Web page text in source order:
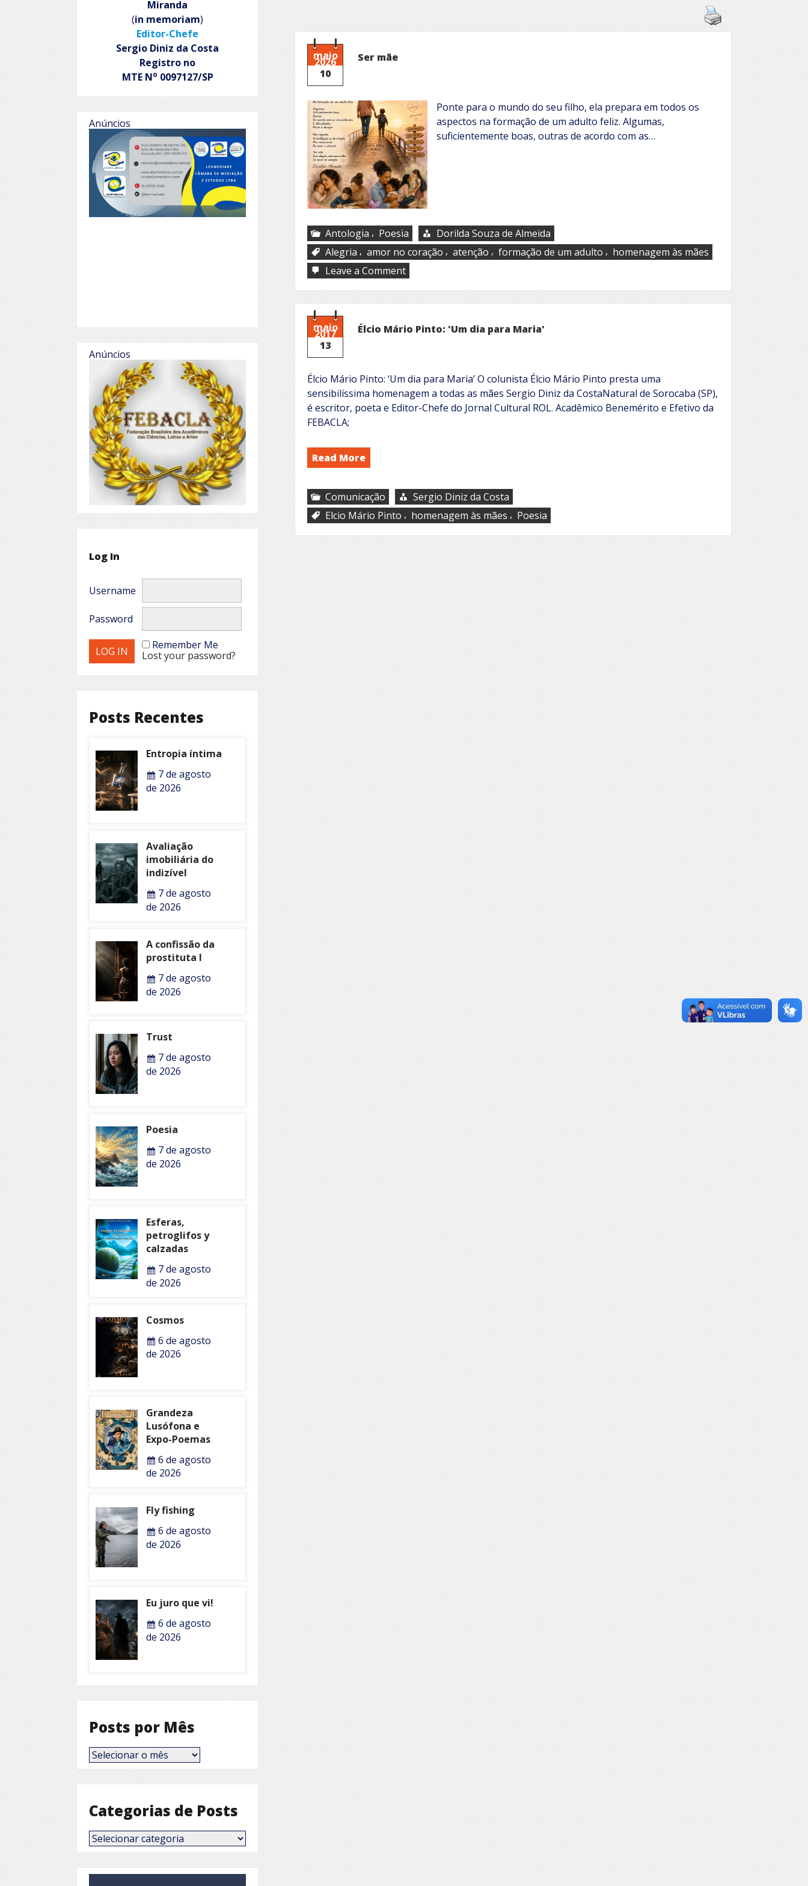
maio
2026
10
Ser mãe
Ponte para o mundo do seu filho, ela prepara em todos os
aspectos na formação de um adulto feliz. Algumas,
suficientemente boas, outras de acordo com as…
Antologia , Poesia
Dorilda Souza de Almeida
Alegria , amor no coração , atenção , formação de um adulto , homenagem às mães
Leave a Commenton
Ser
mãe
maio
2017
13
Élcio Mário Pinto: 'Um dia para Maria'
Élcio Mário Pinto: ‘Um dia para Maria’ O colunista Élcio Mário Pinto presta uma
sensibilíssima homenagem a todas as mães Sergio Diniz da CostaNatural de Sorocaba (SP),
é escritor, poeta e Editor-Chefe do Jornal Cultural ROL. Acadêmico Benemérito e Efetivo da
FEBACLA;
Read More
Comunicação
Sergio Diniz da Costa
Elcio Mário Pinto , homenagem às mães , Poesia
Miranda
(in memoriam)
Editor-Chefe
Sergio Diniz da Costa
Registro no
MTE No 0097127/SP
Anúncios
Anúncios
Log In
Username
Password
Remember Me
Lost your password?
Posts Recentes
Entropia íntima
7 de agosto
de 2026
Avaliação
imobiliária do
indizível
7 de agosto
de 2026
A confissão da
prostituta I
7 de agosto
de 2026
Trust
7 de agosto
de 2026
Poesia
7 de agosto
de 2026
Esferas,
petroglifos y
calzadas
7 de agosto
de 2026
Cosmos
6 de agosto
de 2026
Grandeza
Lusófona e
Expo-Poemas
6 de agosto
de 2026
Fly fishing
6 de agosto
de 2026
Eu juro que vi!
6 de agosto
de 2026
Posts por Mês
Posts
por
Categorias de Posts
Categorias
de